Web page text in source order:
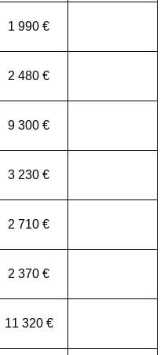
1 990 €
2 480 €
9 300 €
3 230 €
2 710 €
2 370 €
11 320 €